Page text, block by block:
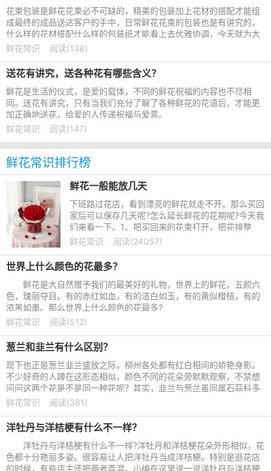
花束包装是鲜花花束必不可缺的，精美的包装加上花材的搭配才能组
成最终的成品送达客户的手中，日常鲜花花束的包装也是有讲究的，
什么样的花材搭配什么样的包装纸才能看上去优雅协调，今天就为大
家分享一些花礼网常用
鲜花常识 阅读(138)
送花有讲究，送各种花有哪些含义？
鲜花是生活的仪式，是爱的载体，不同的鲜花祝福的内容也不尽相
同。送花有讲究，只有当我们充分了解了各种鲜花的花语后，才能更
加正确地送花，给爱的人传递祝福与爱意。
鲜花常识
阅读(147)
鲜花常识排行榜
鲜花一般能放几天
下班路过花店，看到漂亮的鲜花就走不开。那么买回
家后可以保存几天呢?怎么延长鲜花的花期呢?今天我
们来看一下。1、把买回来的花束打开，把花排整
齐，用水把根部清洗一下，用剪枝的剪刀把每一枝鲜
鲜花常识 阅读(24057)
世界上什么颜色的花最多？
鲜花是大自然赠予我们的最美好的礼物，世界上的鲜花，五颜六
色，瑰丽夺目。有的赤红如血，有的洁白如玉，有的黄似橙桔，有的
浓黑如墨。那么世界上什么颜色的花最多?
鲜花常识
阅读(512)
葱兰和韭兰有什么区别？
现下也正是葱兰韭兰盛放之际，柳州各处都有红白相间的娇艳身影。
不少好奇的人蹲在这形态相似，颜色不同的花朵旁默默观察，不禁想
问问这两个花是不是同一种花呢？其实，韭兰与葱兰虽同属石蒜科多
年生的植物，地下都有
鲜花常识 阅读(381)
洋牡丹与洋桔梗有什么不一样？
洋牡丹与洋桔梗有什么不一样?洋牡丹和洋桔梗花朵外形相似，花
色都十分艳丽多姿。很容易让人把洋牡丹当成洋桔梗。特别是逛花店
的时候，有些店主还把两者弄混。小编在这里说一说洋牡丹与洋桔梗